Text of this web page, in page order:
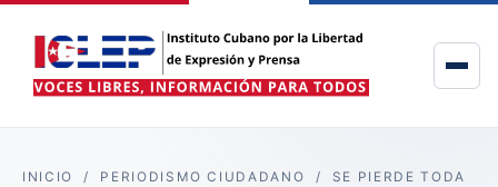
INICIO / PERIODISMO CIUDADANO / SE PIERDE TODA